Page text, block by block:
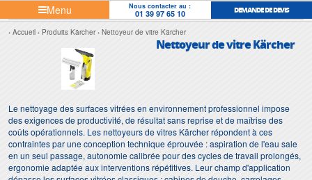
Menu Nous contacter au :
01 39 97 65 10 DEMANDE DE DEVIS
Accueil Produits Kärcher Nettoyeur de vitre Kärcher
Nettoyeur de vitre Kärcher
Le nettoyage des surfaces vitrées en environnement professionnel impose
des exigences de productivité, de résultat sans reprise et de maîtrise des
coûts opérationnels. Les nettoyeurs de vitres Kärcher répondent à ces
contraintes par une conception technique éprouvée : aspiration de l'eau sale
en un seul passage, autonomie calibrée pour des cycles de travail prolongés,
ergonomie adaptée aux interventions répétitives. Leur champ d'application